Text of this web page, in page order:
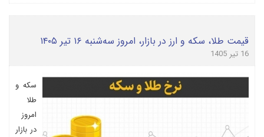
قیمت طلا، سکه و ارز در بازار، امروز سه‌شنبه ۱۶ تیر ۱۴۰۵
16 تیر 1405
سکه و
طلا
امروز
در بازار